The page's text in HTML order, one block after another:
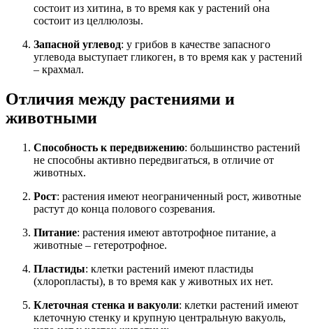
состоит из хитина, в то время как у растений она
состоит из целлюлозы.
Запасной углевод: у грибов в качестве запасного
углевода выступает гликоген, в то время как у растений
– крахмал.
Отличия между растениями и
животными
Способность к передвижению: большинство растений
не способны активно передвигаться, в отличие от
животных.
Рост: растения имеют неограниченный рост, животные
растут до конца полового созревания.
Питание: растения имеют автотрофное питание, а
животные – гетеротрофное.
Пластиды: клетки растений имеют пластиды
(хлоропласты), в то время как у животных их нет.
Клеточная стенка и вакуоли: клетки растений имеют
клеточную стенку и крупную центральную вакуоль,